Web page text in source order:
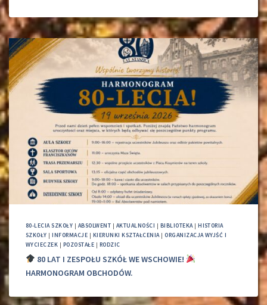
80-LECIA SZKOŁY | ABSOLWENT | AKTUALNOŚCI | BIBLIOTEKA|HISTORIA
SZKOŁY |INFORMACJE | KIERUNKI KSZTAŁCENIA|ORGANIZACJA WYJŚĆ I
WYCIECZEK | POZOSTAŁE | RODZIC
80 LAT I ZESPOŁU SZKÓŁ WE WSCHOWIE!
HARMONOGRAM OBCHODÓW.